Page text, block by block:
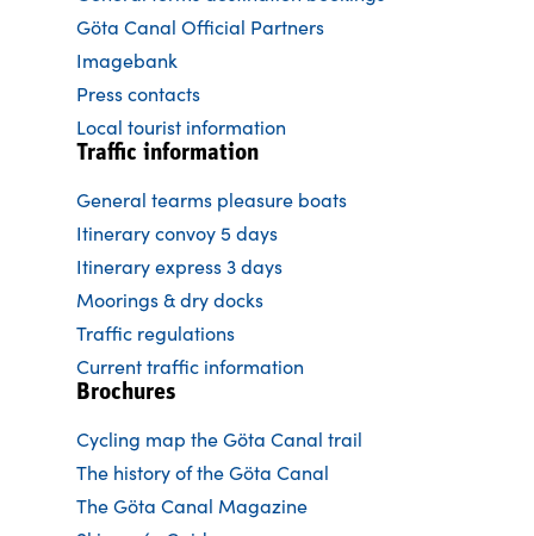
Göta Canal Official Partners
Imagebank
Press contacts
Local tourist information
Traffic information
General tearms pleasure boats
Itinerary convoy 5 days
Itinerary express 3 days
Moorings & dry docks
Traffic regulations
Current traffic information
Brochures
Cycling map the Göta Canal trail
The history of the Göta Canal
The Göta Canal Magazine